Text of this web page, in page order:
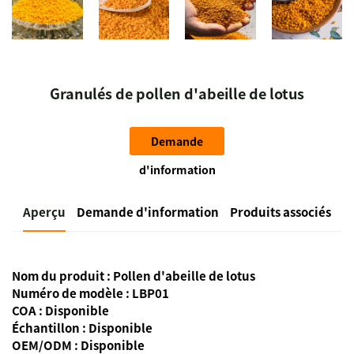
Granulés de pollen d'abeille de lotus
Demande
d'information
Aperçu Demande d'information Produits associés
Nom du produit : Pollen d'abeille de lotus
Numéro de modèle : LBP01
COA : Disponible
Échantillon : Disponible
OEM/ODM : Disponible